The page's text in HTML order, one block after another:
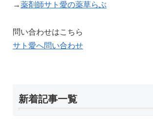
→薬剤師サト愛の薬草らぶ
問い合わせはこちら
サト愛へ問い合わせ
新着記事一覧